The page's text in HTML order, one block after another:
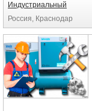
Индустриальный
Россия, Краснодар